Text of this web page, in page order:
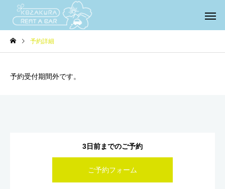
予約詳細
予約受付期間外です。
3日前までのご予約
ご予約フォーム